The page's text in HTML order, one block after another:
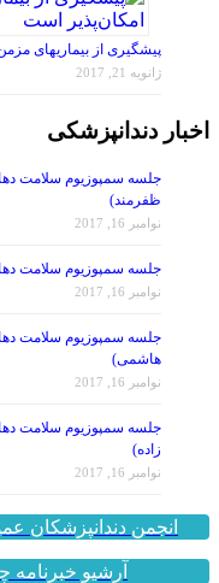
پیشگیری از بیماریهای
ژانویه 21, 2017
اخبار دندانپزشکی
جلسه سمپوزیوم سلامت
ظفرمند)
نوامبر 16, 2017
جلسه سمپوزیوم سلامت
نوامبر 16, 2017
جلسه سمپوزیوم سلامت
هاشمی)
نوامبر 16, 2017
جلسه سمپوزیوم سلامت
زاده)
نوامبر 16, 2017
انجمن دندانپزشکان
آرشیو خبرنامه